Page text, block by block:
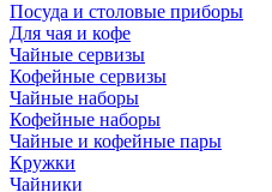
Посуда и столовые приборы
Для чая и кофе
Чайные сервизы
Кофейные сервизы
Чайные наборы
Кофейные наборы
Чайные и кофейные пары
Кружки
Чайники